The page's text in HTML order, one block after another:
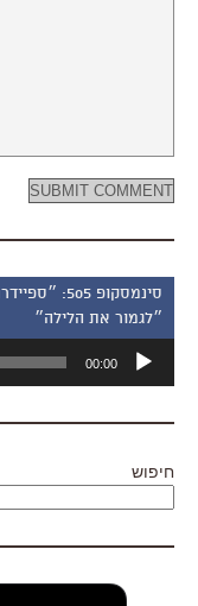
סינמסקופ
״לגמור את הלילה״
אודיו
00:00
חיפוש